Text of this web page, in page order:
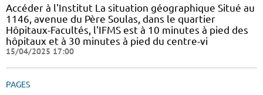
Accéder à l'Institut La situation géographique Situé au
1146, avenue du Père Soulas, dans le quartier
Hôpitaux-Facultés, l'IFMS est à 10 minutes à pied des
hôpitaux et à 30 minutes à pied du centre-vi
15/04/2025 17:00
PAGES